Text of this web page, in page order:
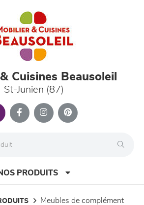
Cuisines Beausoleil
St-Junien (87)
PRODUITS
meubles de complément